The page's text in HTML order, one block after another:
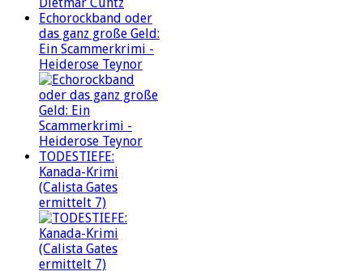
Echorockband oder
das ganz große Geld:
Ein Scammerkrimi -
Heiderose Teynor
TODESTIEFE:
Kanada-Krimi
(Calista Gates
ermittelt 7)